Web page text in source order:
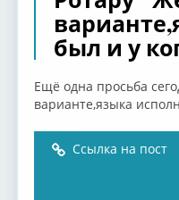
был и у
Ещё одна просьба
варианте,языка
Ссылка на пост